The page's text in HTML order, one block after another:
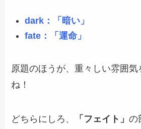
dark：「暗い」
fate：「運命」
原題のほうが、重々しい雰囲
ね！
どちらにしろ、 「フェイト」の